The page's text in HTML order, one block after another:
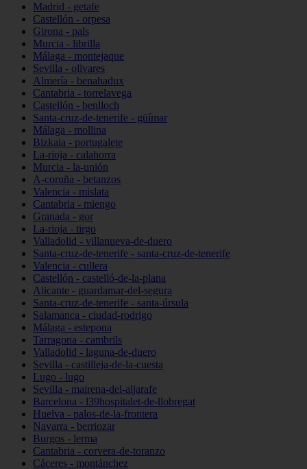
Madrid - getafe
Castellón - orpesa
Girona - pals
Murcia - librilla
Málaga - montejaque
Sevilla - olivares
Almería - benahadux
Cantabria - torrelavega
Castellón - benlloch
Santa-cruz-de-tenerife - güímar
Málaga - mollina
Bizkaia - portugalete
La-rioja - calahorra
Murcia - la-unión
A-coruña - betanzos
Valencia - mislata
Cantabria - miengo
Granada - gor
La-rioja - tirgo
Valladolid - villanueva-de-duero
Santa-cruz-de-tenerife - santa-cruz-de-tenerife
Valencia - cullera
Castellón - castelló-de-la-plana
Alicante - guardamar-del-segura
Santa-cruz-de-tenerife - santa-úrsula
Salamanca - ciudad-rodrigo
Málaga - estepona
Tarragona - cambrils
Valladolid - laguna-de-duero
Sevilla - castilleja-de-la-cuesta
Lugo - lugo
Sevilla - mairena-del-aljarafe
Barcelona - l39hospitalet-de-llobregat
Huelva - palos-de-la-frontera
Navarra - berriozar
Burgos - lerma
Cantabria - corvera-de-toranzo
Cáceres - montánchez